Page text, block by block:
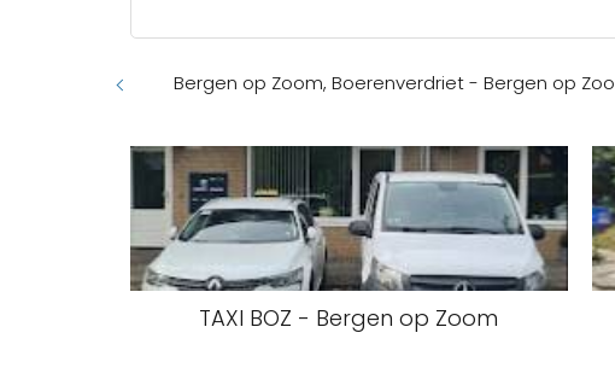
Bergen op Zoom, Boerenverdriet - Bergen op
TAXI BOZ - Bergen op Zoom